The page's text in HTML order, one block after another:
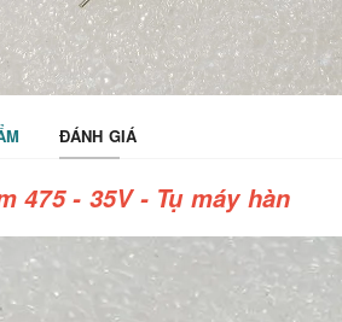
ĐÁNH GIÁ
475 - 35V - Tụ máy hàn